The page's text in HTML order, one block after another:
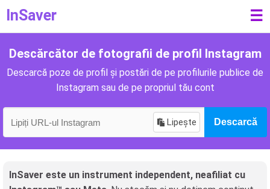
InSaver ☰
Descărcător de fotografii de profil Instagram
Descarcă poze de profil și postări de pe profilurile publice de
Instagram sau de pe propriul tău cont
Lipește Descarcă
InSaver este un instrument independent, neafiliat cu